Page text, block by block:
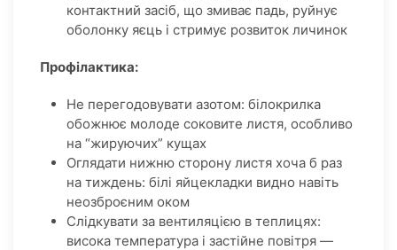
контактний засіб, що змиває падь, руйнує
оболонку яєць і стримує розвиток личинок
Профілактика:
Не перегодовувати азотом: білокрилка
обожнює молоде соковите листя, особливо
на “жируючих” кущах
Оглядати нижню сторону листя хоча б раз
на тиждень: білі яйцекладки видно навіть
неозброєним оком
Слідкувати за вентиляцією в теплицях:
висока температура і застійне повітря —